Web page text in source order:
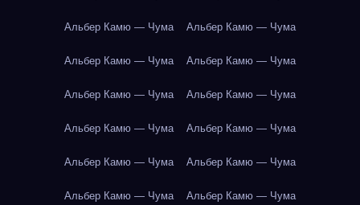
Альбер Камю — Чума Альбер Камю — Чума
Альбер Камю — Чума Альбер Камю — Чума
Альбер Камю — Чума Альбер Камю — Чума
Альбер Камю — Чума Альбер Камю — Чума
Альбер Камю — Чума Альбер Камю — Чума
Альбер Камю — Чума Альбер Камю — Чума